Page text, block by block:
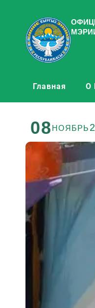
Главная О
08 НОЯБРЬ